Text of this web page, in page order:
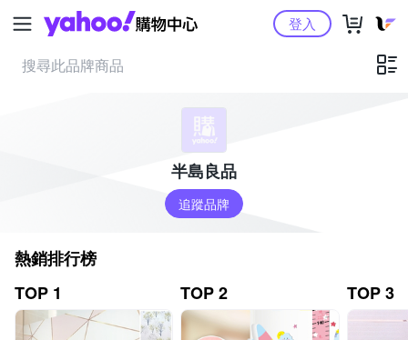
Yahoo購物中心登入
半島良品
追蹤品牌
熱銷排行榜
TOP 1
TOP 2 TOP 3